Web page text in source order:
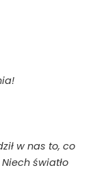
w nas to, co
światło